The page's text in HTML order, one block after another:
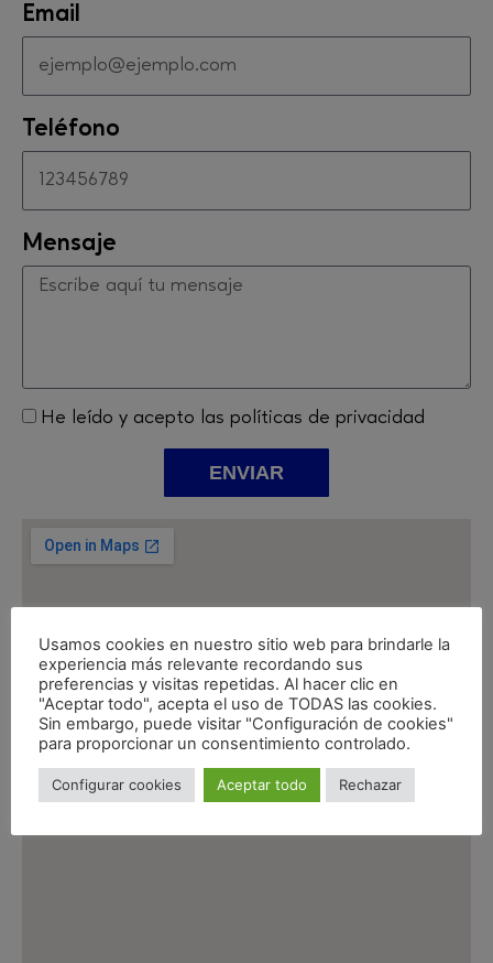
Email
Teléfono
Mensaje
He leído y acepto las políticas de privacidad
ENVIAR
Usamos cookies en nuestro sitio web para brindarle la
experiencia más relevante recordando sus
preferencias y visitas repetidas. Al hacer clic en
"Aceptar todo", acepta el uso de TODAS las cookies.
Sin embargo, puede visitar "Configuración de cookies"
para proporcionar un consentimiento controlado.
Configurar cookies Aceptar todo Rechazar